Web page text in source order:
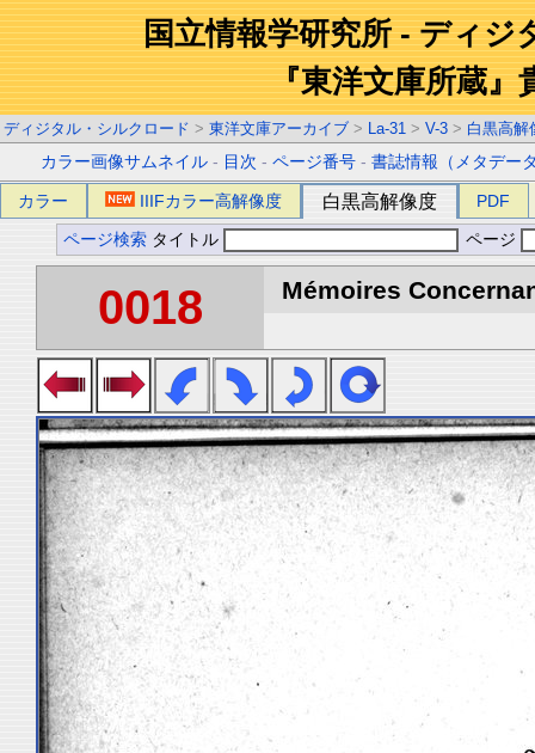
国立情報学研究所 - ディジ
『東洋文庫所蔵』
ディジタル・シルクロード > 東洋文庫アーカイブ > La-31 > V-3 > 白黒高解
カラー画像サムネイル - 目次 -ページ番号 -書誌情報（メタデー
カラー IIIFカラー高解像度 白黒高解像度 PDF
ページ検索 タイトル ページ
0018 Mémoires